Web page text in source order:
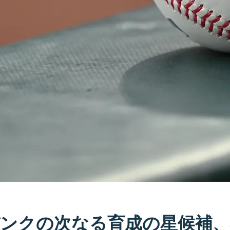
クの次なる育成の星候補